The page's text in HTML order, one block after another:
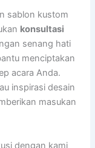
sablon kustom
konsultasi
senang hati
menciptakan
acara Anda.
inspirasi desain
masukan
dengan kami